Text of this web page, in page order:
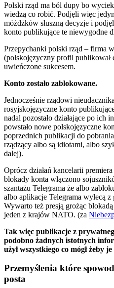
Polski rząd ma ból dupy bo
wiedzą co robić. Podjęli więc
móżdżków słuszną decyzje i
konto publikujące te niewygodne
Przepychanki polski rząd – firma
(polskojęzyczny profil publikował
uwieńczone sukcesem.
Konto zostało zablokowane.
Jednocześnie rządowi
rosyjskojęzyczne konto
nadal pozostało działające po ich
powstało nowe polskojęzyczne
poprzednich publikacji do
rządzący albo są idiotami, albo
dalej).
Oprócz działań kancelarii
blokady konta włączono
szantażu Telegrama że albo
albo aplikacje Telegrama wylecą z
Wywarto też presją grożąc
jeden z krajów NATO. (za
Tak więc publikacje z
podobno żadnych istotnych
użył wszystkiego co mógł żeby
Przemyślenia które
posta